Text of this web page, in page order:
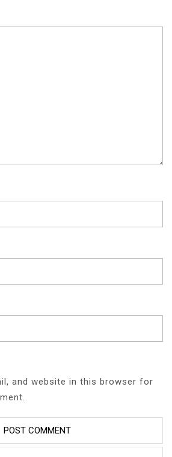
and website in this browser for